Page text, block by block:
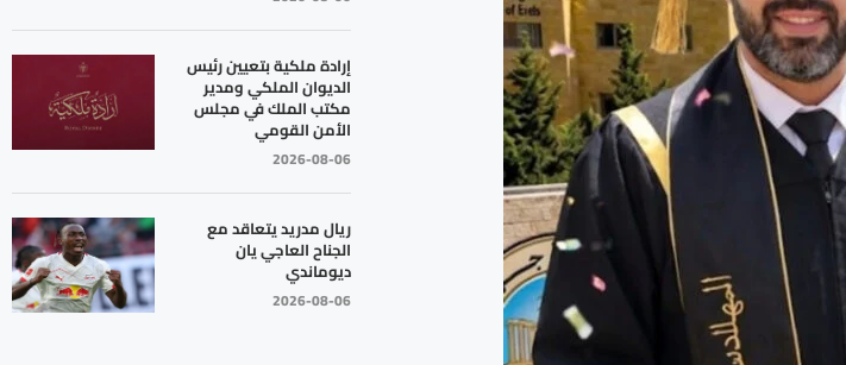
إرادة ملكية بتعيين رئيس
الديوان الملكي ومدير
مكتب الملك في مجلس
الأمن القومي
2026-08-06
ريال مدريد يتعاقد مع
الجناح العاجي يان
ديوماندي
2026-08-06